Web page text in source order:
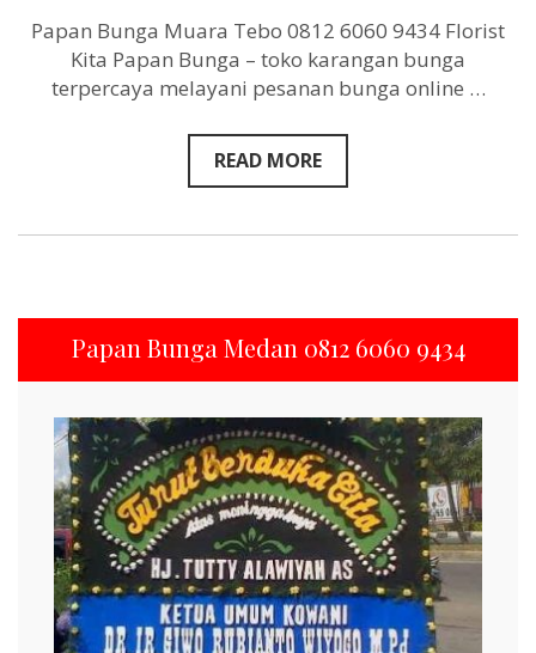
Tebo
6060
9434
Papan Bunga Muara Tebo 0812 6060 9434 Florist
Kita Papan Bunga – toko karangan bunga
terpercaya melayani pesanan bunga online …
READ MORE
Papan Bunga Medan 0812 6060 9434